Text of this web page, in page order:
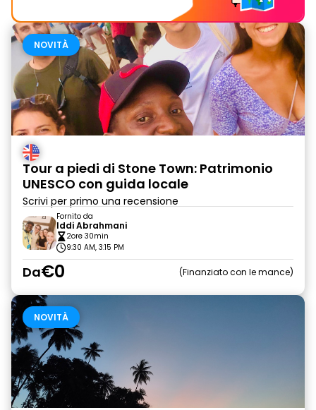
NOVITÀ
Tour a piedi di Stone Town: Patrimonio
UNESCO con guida locale
Scrivi per primo una recensione
Fornito da
Iddi Abrahmani
2ore 30min
9:30 AM, 3:15 PM
Da€0 Finanziato con le mance
NOVITÀ